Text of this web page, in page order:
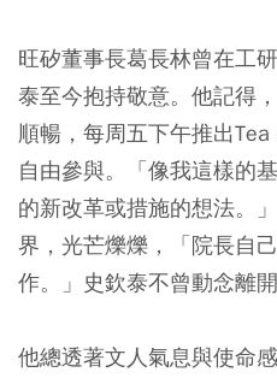
旺矽董事長葛長林曾在工
泰至今抱持敬意。他記得
順暢，每周五下午推出
自由參與。「像我這樣的
的新改革或措施的想法。
界，光芒爍爍，「院長自
作。」史欽泰不曾動念離
他總透著文人氣息與使命